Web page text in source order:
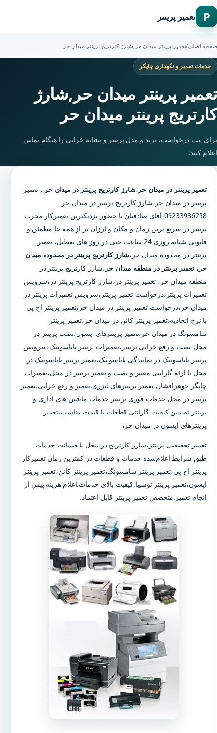
P تعمیر پرینتر
صفحه اصلی/تعمیر پرینتر میدان حر,شارژ کارتریج پرینتر میدان حر
خدمات تعمیر و نگهداری چاپگر
تعمیر پرینتر میدان حر,شارژ
کارتریج پرینتر میدان حر
برای ثبت درخواست، برند و مدل پرینتر و نشانه خرابی را هنگام تماس
اعلام کنید.
تعمیر پرینتر در میدان حر ،شارژ کارتریج پرینتر در میدان حر ، تعمیر
پرینتر در میدان حر ،شارژ کارتریج پرینتر در میدان حر
09233936258-آقای صادقیان با حضور نزدیکترین تعمیرکار مجرب
پرینتر در سریع ترین زمان و مکان و ارزان تر از همه جا مطمئن و
قانونی شبانه روزی 24 ساعت حتی در روز های تعطیل، تعمیر
پرینتر در محدوده میدان حر،شارژ کارتریج پرینتر در محدوده میدان
حر ، تعمیر پرینتر در منطقه میدان حر ،شارژ کارتریج پرینتر در
منطقه میدان حر، تعمیر پرینتر در،شارژ کارتریج پرینتر در،سرویس
تعمیرات پرینتر،درخواست تعمیر پرینتر،سرویس تعمیرات پرینتر در
میدان حر،درخواست تعمیر پرینتر در میدان حر،تعمیر پرینتر اچ پی
با نرخ اتحادیه،تعمیر پرینتر کانن در میدان حر،تعمیر پرینتر
سامسونگ در میدان حر،تعمیر پرینترهای اپسون،نصب پرینتر در
محل-نصب و رفع خرابی پرینتر،تعمیرات پرینتر پاناسونیک،سرویس
پرینتر پاناسونیک در نمایندگی پاناسونیک،تعمیر پرینتر پاناسونیک در
محل با ارئه گارانتی معتبر و نصب و تعمیر پرینتر در محل،تعمیرات
چاپگر جوهرافشان،تعمیر پرینترهای لیزری.تعمیر و رفع خرابی.تعمیر
پرینتر در محل خدمات فوری پرینتر خدمات ماشین های اداری و
پرینتر.تضمین کیفیت.گارانتی قطعات.با قیمت مناسب،تعمیر
پرینترهای اپسون در میدان حر،
تعمیر تخصصی پرینتر،شارژ کارتریج در محل با ضمانت خدمات
طبق شرایط اعلام‌شده خدمات و قطعات در کمترین زمان تعمیرکار
پرینتر اچ پی،تعمیر پرینتر سامسونگ،تعمیر پرینتر کانن،تعمیر پرینتر
اپسون،تعمیر پرینتر توشیبا.کیفیت بالای خدمات.اعلام هزینه پیش از
انجام تعمیر.متحصص تعمیر پرینتر قابل اعتماد.